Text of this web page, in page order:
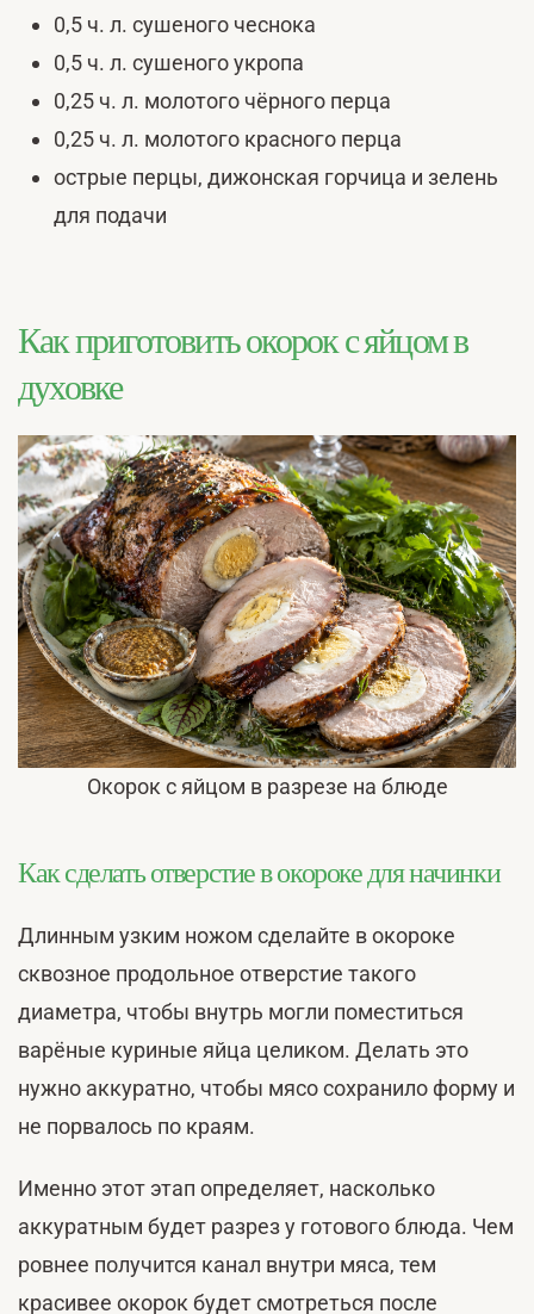
0,5 ч. л. сушеного чеснока
0,5 ч. л. сушеного укропа
0,25 ч. л. молотого чёрного перца
0,25 ч. л. молотого красного перца
острые перцы, дижонская горчица и зелень
для подачи
Как приготовить окорок с яйцом в
духовке
Окорок с яйцом в разрезе на блюде
Как сделать отверстие в окороке для начинки
Длинным узким ножом сделайте в окороке
сквозное продольное отверстие такого
диаметра, чтобы внутрь могли поместиться
варёные куриные яйца целиком. Делать это
нужно аккуратно, чтобы мясо сохранило форму и
не порвалось по краям.
Именно этот этап определяет, насколько
аккуратным будет разрез у готового блюда. Чем
ровнее получится канал внутри мяса, тем
красивее окорок будет смотреться после